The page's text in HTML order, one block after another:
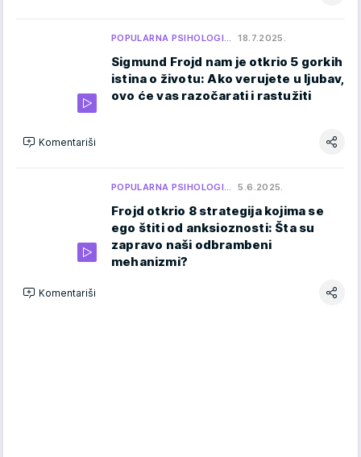
POPULARNA PSIHOLOGI… 18.7.2025.
Sigmund Frojd nam je otkrio 5 gorkih
istina o životu: Ako verujete u ljubav,
ovo će vas razočarati i rastužiti
Komentariši
POPULARNA PSIHOLOGI… 5.6.2025.
Frojd otkrio 8 strategija kojima se
ego štiti od anksioznosti: Šta su
zapravo naši odbrambeni
mehanizmi?
Komentariši